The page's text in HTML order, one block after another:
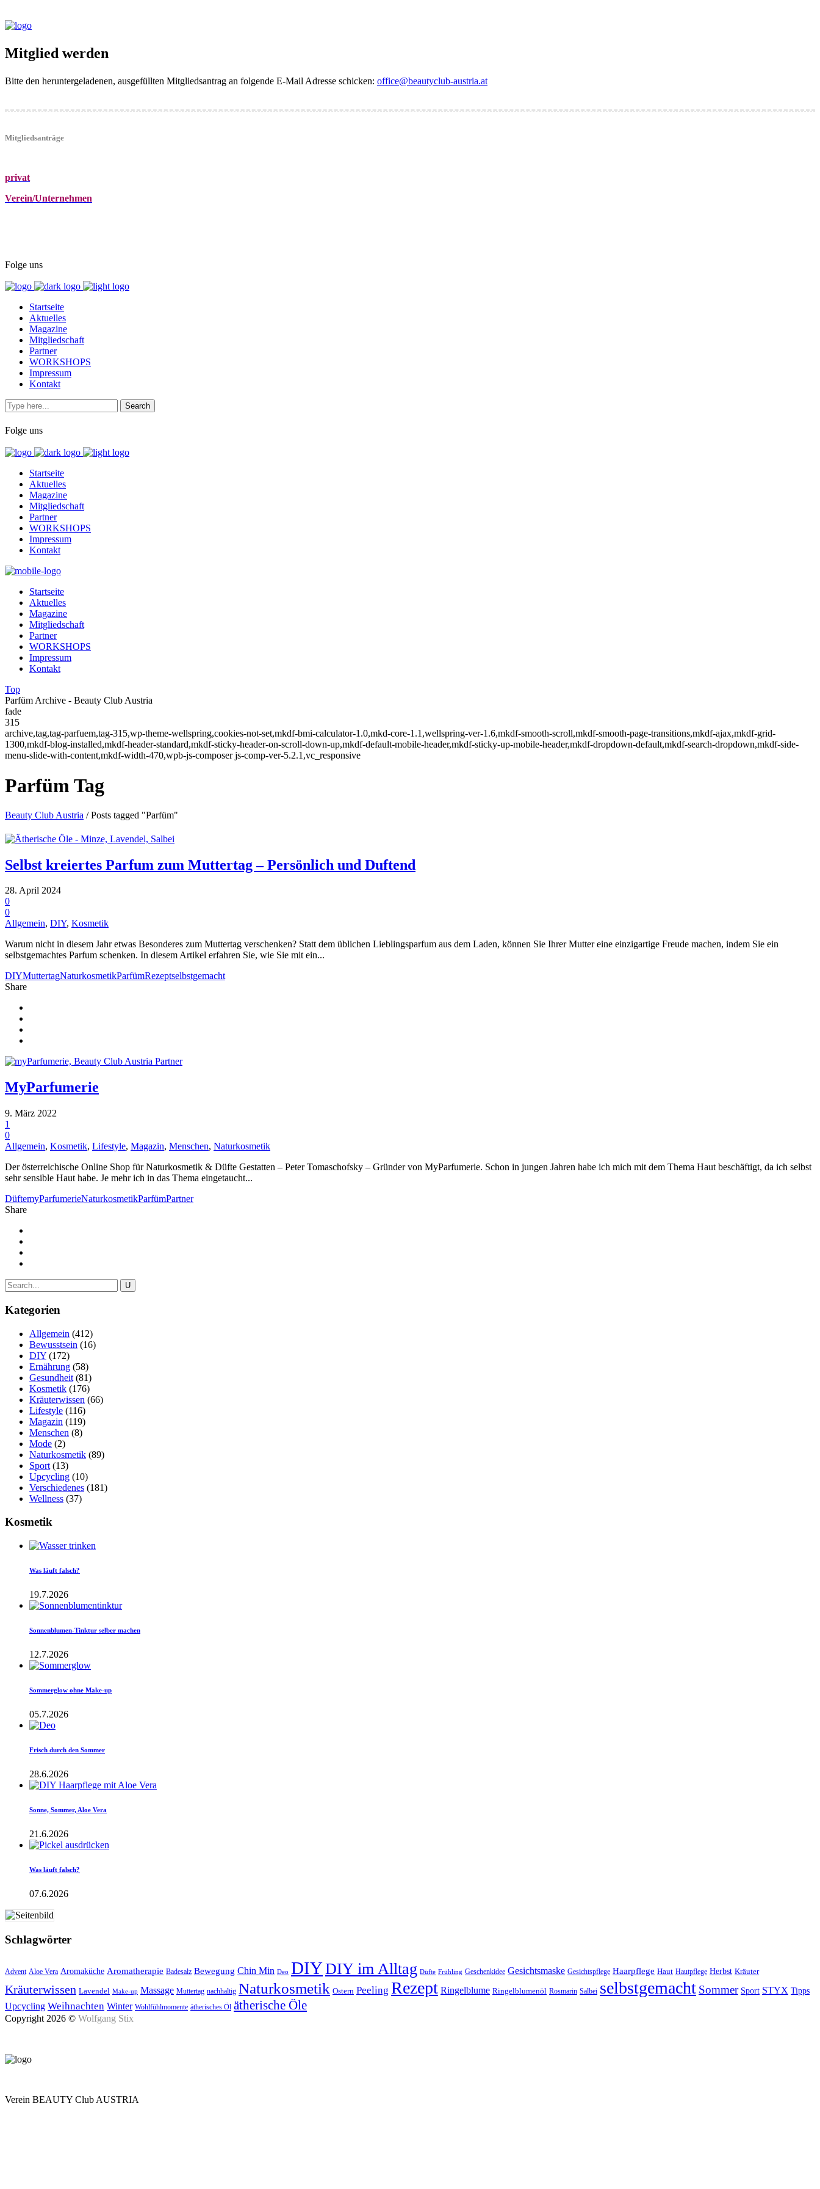
Mitglied werden
Bitte den heruntergeladenen, ausgefüllten Mitgliedsantrag an folgende E-Mail Adresse schicken: office@beautyclub-austria.at
Mitgliedsanträge
privat
Verein/Unternehmen
Folge uns
Startseite
Aktuelles
Magazine
Mitgliedschaft
Partner
WORKSHOPS
Impressum
Kontakt
Folge uns
Startseite
Aktuelles
Magazine
Mitgliedschaft
Partner
WORKSHOPS
Impressum
Kontakt
Startseite
Aktuelles
Magazine
Mitgliedschaft
Partner
WORKSHOPS
Impressum
Kontakt
Top
Parfüm Archive - Beauty Club Austria
fade
315
archive,tag,tag-parfuem,tag-315,wp-theme-wellspring,cookies-not-set,mkdf-bmi-calculator-1.0,mkd-core-1.1,wellspring-ver-1.6,mkdf-smooth-scroll,mkdf-smooth-page-transitions,mkdf-ajax,mkdf-grid-
1300,mkdf-blog-installed,mkdf-header-standard,mkdf-sticky-header-on-scroll-down-up,mkdf-default-mobile-header,mkdf-sticky-up-mobile-header,mkdf-dropdown-default,mkdf-search-dropdown,mkdf-side-
menu-slide-with-content,mkdf-width-470,wpb-js-composer js-comp-ver-5.2.1,vc_responsive
Parfüm Tag
Beauty Club Austria /Posts tagged "Parfüm"
Selbst kreiertes Parfum zum Muttertag – Persönlich und Duftend
28. April 2024
0
0
Allgemein, DIY, Kosmetik
Warum nicht in diesem Jahr etwas Besonderes zum Muttertag verschenken? Statt dem üblichen Lieblingsparfum aus dem Laden, können Sie Ihrer Mutter eine einzigartige Freude machen, indem Sie ein
selbstgemachtes Parfum schenken. In diesem Artikel erfahren Sie, wie Sie mit ein...
DIYMuttertagNaturkosmetikParfümRezeptselbstgemacht
Share
MyParfumerie
9. März 2022
1
0
Allgemein, Kosmetik, Lifestyle, Magazin, Menschen, Naturkosmetik
Der österreichische Online Shop für Naturkosmetik & Düfte Gestatten – Peter Tomaschofsky – Gründer von MyParfumerie. Schon in jungen Jahren habe ich mich mit dem Thema Haut beschäftigt, da ich selbst
sehr sensible Haut habe. Je mehr ich in das Thema eingetaucht...
DüftemyParfumerieNaturkosmetikParfümPartner
Share
Kategorien
Allgemein (412)
Bewusstsein (16)
DIY (172)
Ernährung (58)
Gesundheit (81)
Kosmetik (176)
Kräuterwissen (66)
Lifestyle (116)
Magazin (119)
Menschen (8)
Mode (2)
Naturkosmetik (89)
Sport (13)
Upcycling (10)
Verschiedenes (181)
Wellness (37)
Kosmetik
Was läuft falsch?
19.7.2026
Sonnenblumen-Tinktur selber machen
12.7.2026
Sommerglow ohne Make-up
05.7.2026
Frisch durch den Sommer
28.6.2026
Sonne, Sommer, Aloe Vera
21.6.2026
Was läuft falsch?
07.6.2026
Schlagwörter
Advent Aloe Vera Aromaküche Aromatherapie Badesalz Bewegung Chin Min Deo DIYDIY im Alltag Düfte Frühling Geschenkidee Gesichtsmaske Gesichtspflege Haarpflege Haut Hautpflege Herbst Kräuter
Kräuterwissen Lavendel Make-up Massage Muttertag nachhaltig Naturkosmetik Ostern Peeling Rezept Ringelblume Ringelblumenöl Rosmarin Salbei selbstgemacht Sommer Sport STYX Tipps
Upcycling Weihnachten Winter Wohlfühlmomente ätherisches Öl ätherische Öle
Copyright 2026 © Wolfgang Stix
Verein BEAUTY Club AUSTRIA